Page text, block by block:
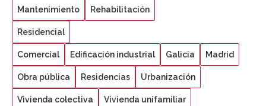
Mantenimiento Rehabilitación
Residencial
Comercial Edificación industrial Galicia Madrid
Obra pública Residencias Urbanización
Vivienda colectiva Vivienda unifamiliar